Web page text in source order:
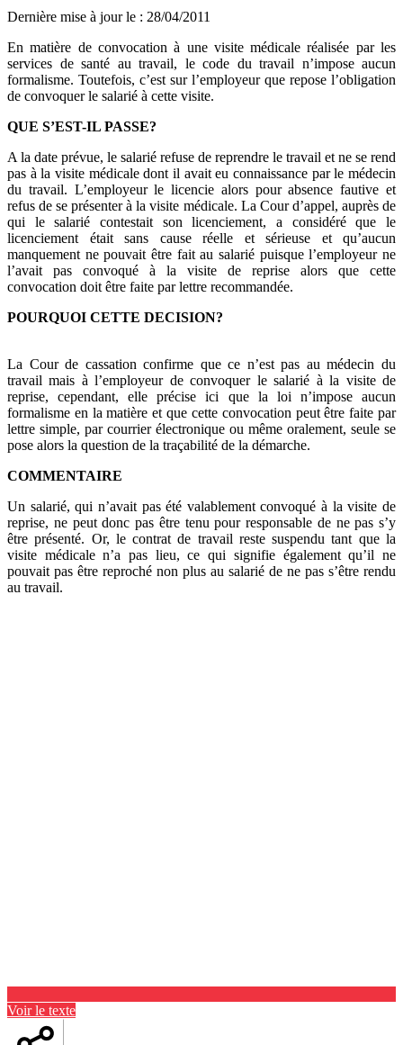
Dernière mise à jour le : 28/04/2011
En matière de convocation à une visite médicale réalisée par les
services de santé au travail, le code du travail n’impose aucun
formalisme. Toutefois, c’est sur l’employeur que repose l’obligation
de convoquer le salarié à cette visite.
QUE S’EST-IL PASSE?
A la date prévue, le salarié refuse de reprendre le travail et ne se rend
pas à la visite médicale dont il avait eu connaissance par le médecin
du travail. L’employeur le licencie alors pour absence fautive et
refus de se présenter à la visite médicale. La Cour d’appel, auprès de
qui le salarié contestait son licenciement, a considéré que le
licenciement était sans cause réelle et sérieuse et qu’aucun
manquement ne pouvait être fait au salarié puisque l’employeur ne
l’avait pas convoqué à la visite de reprise alors que cette
convocation doit être faite par lettre recommandée.
POURQUOI CETTE DECISION?
La Cour de cassation confirme que ce n’est pas au médecin du
travail mais à l’employeur de convoquer le salarié à la visite de
reprise, cependant, elle précise ici que la loi n’impose aucun
formalisme en la matière et que cette convocation peut être faite par
lettre simple, par courrier électronique ou même oralement, seule se
pose alors la question de la traçabilité de la démarche.
COMMENTAIRE
Un salarié, qui n’avait pas été valablement convoqué à la visite de
reprise, ne peut donc pas être tenu pour responsable de ne pas s’y
être présenté. Or, le contrat de travail reste suspendu tant que la
visite médicale n’a pas lieu, ce qui signifie également qu’il ne
pouvait pas être reproché non plus au salarié de ne pas s’être rendu
au travail.
Voir le texte